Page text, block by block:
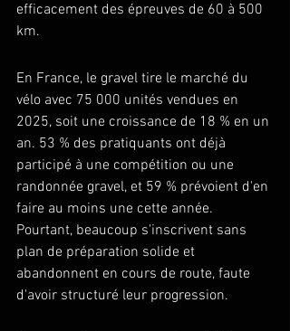
efficacement des épreuves de 60 à 500
km.
En France, le gravel tire le marché du
vélo avec 75 000 unités vendues en
2025, soit une croissance de 18 % en un
an. 53 % des pratiquants ont déjà
participé à une compétition ou une
randonnée gravel, et 59 % prévoient d'en
faire au moins une cette année.
Pourtant, beaucoup s'inscrivent sans
plan de préparation solide et
abandonnent en cours de route, faute
d'avoir structuré leur progression.